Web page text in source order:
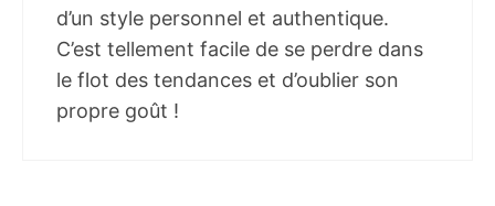
d’un style personnel et authentique.
C’est tellement facile de se perdre dans
le flot des tendances et d’oublier son
propre goût !